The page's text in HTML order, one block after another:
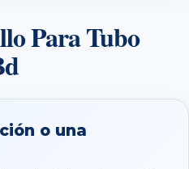
Para Tubo
o una